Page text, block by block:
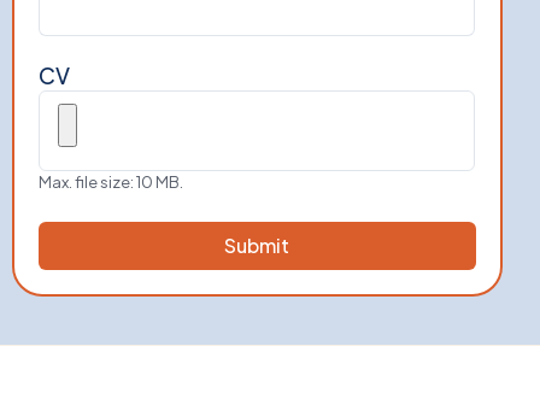
CV
Max. file size: 10 MB.